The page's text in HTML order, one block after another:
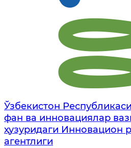
Ўзбекистон
фан ва инновациялар
ҳузуридаги Инновацион
агентлиги